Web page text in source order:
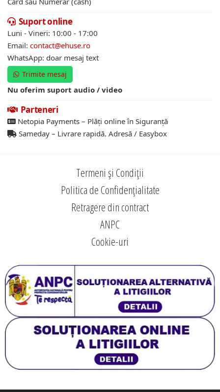
Suport online
Luni - Vineri: 10:00 - 17:00
Email: contact@ehuse.ro
WhatsApp: doar mesaj text
Trimite mesaj
Nu oferim suport audio / video
Parteneri
Netopia Payments – Plăți online în Siguranță
Sameday – Livrare rapidă. Adresă / Easybox
Termeni și Condiții
Politica de Confidențialitate
Retragere din contract
ANPC
Cookie-uri